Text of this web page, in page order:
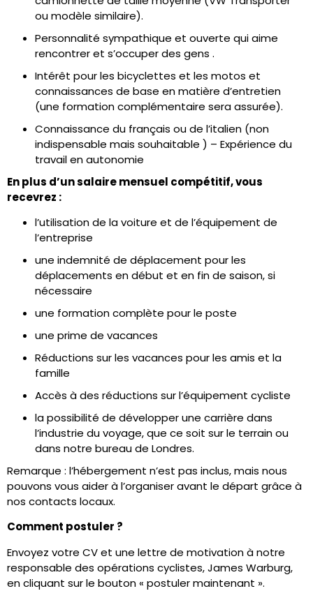
ou modèle similaire).
Personnalité sympathique et ouverte qui aime
rencontrer et s’occuper des gens .
Intérêt pour les bicyclettes et les motos et
connaissances de base en matière d’entretien
(une formation complémentaire sera assurée).
Connaissance du français ou de l’italien (non
indispensable mais souhaitable ) – Expérience du
travail en autonomie
En plus d’un salaire mensuel compétitif, vous
recevrez :
l’utilisation de la voiture et de l’équipement de
l’entreprise
une indemnité de déplacement pour les
déplacements en début et en fin de saison, si
nécessaire
une formation complète pour le poste
une prime de vacances
Réductions sur les vacances pour les amis et la
famille
Accès à des réductions sur l’équipement cycliste
la possibilité de développer une carrière dans
l’industrie du voyage, que ce soit sur le terrain ou
dans notre bureau de Londres.
Remarque : l’hébergement n’est pas inclus, mais nous
pouvons vous aider à l’organiser avant le départ grâce à
nos contacts locaux.
Comment postuler ?
Envoyez votre CV et une lettre de motivation à notre
responsable des opérations cyclistes, James Warburg,
en cliquant sur le bouton « postuler maintenant ».